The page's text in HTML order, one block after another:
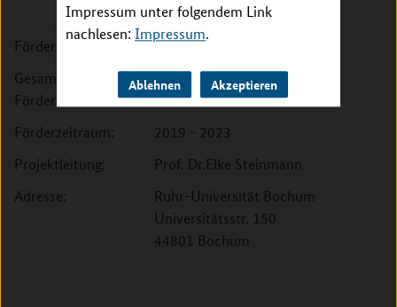
Impressum unter folgendem Link
nachlesen: Impressum.
Ablehnen Akzeptieren
Förderkennzeichen:
16GW0201K
Gesamte
Fördersumme:
417.060 EUR
Förderzeitraum:
2019 - 2023
Projektleitung:
Prof. Dr.Elke Steinmann
Adresse:
Ruhr-Universität Bochum
Universitätsstr. 150
44801 Bochum